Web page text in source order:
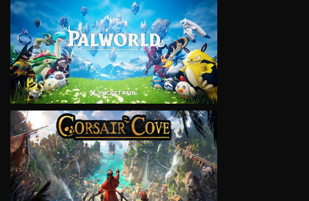
VIEW
VIEW